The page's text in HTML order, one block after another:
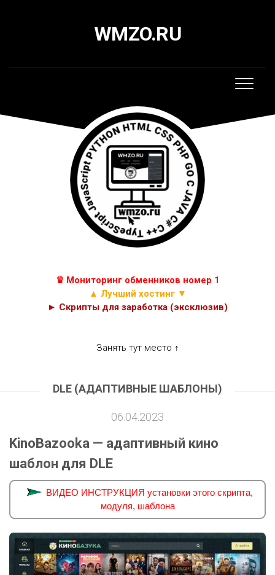
WMZO.RU
♛ Мониторинг обменников номер 1
▲ Лучший хостинг ▼
► Скрипты для заработка (эксклюзив)
Занять тут место ↑
DLE (АДАПТИВНЫЕ ШАБЛОНЫ)
06.04.2023
KinoBazooka — адаптивный кино
шаблон для DLE
ВИДЕО ИНСТРУКЦИЯ установки этого скрипта,
модуля, шаблона